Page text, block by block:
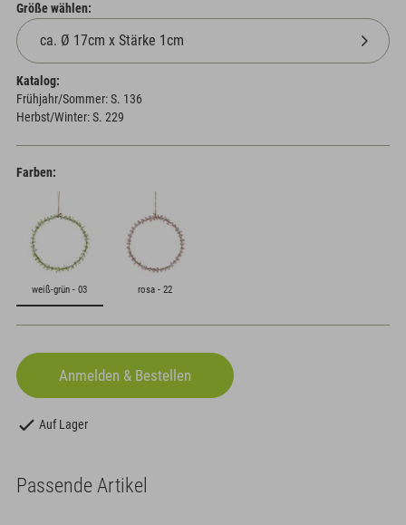
Größe wählen:
Katalog:
Frühjahr/Sommer: S. 136
Herbst/Winter: S. 229
Farben:
weiß-grün - 03 rosa - 22
Auf Lager
Passende Artikel